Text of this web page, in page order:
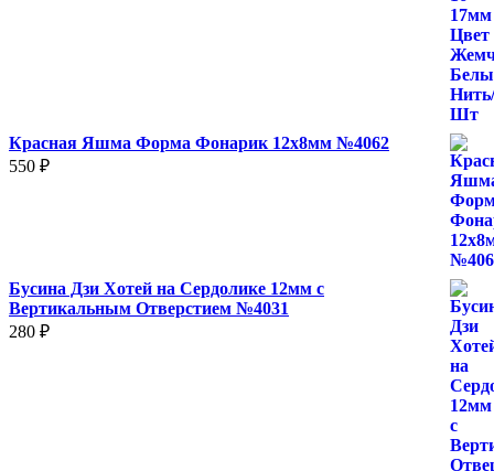
Красная Яшма Форма Фонарик 12x8мм №4062
550 ₽
Бусина Дзи Хотей на Сердолике 12мм с
Вертикальным Отверстием №4031
280 ₽